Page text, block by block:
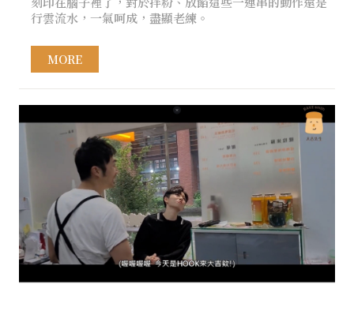
行雲流水，一氣呵成，盡顯老練。
MORE